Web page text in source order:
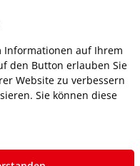
Fragen stehen wir
Sie uns, um
zu sehen, oder
Beratung.
Informationen auf Ihrem
den Button erlauben Sie
Website zu verbessern
Sie können diese